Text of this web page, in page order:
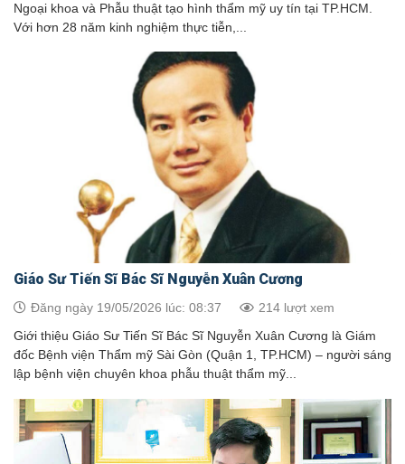
Ngoại khoa và Phẫu thuật tạo hình thẩm mỹ uy tín tại TP.HCM.
Với hơn 28 năm kinh nghiệm thực tiễn,...
Giáo Sư Tiến Sĩ Bác Sĩ Nguyễn Xuân Cương
Đăng ngày 19/05/2026 lúc: 08:37 214 lượt xem
Giới thiệu Giáo Sư Tiến Sĩ Bác Sĩ Nguyễn Xuân Cương là Giám
đốc Bệnh viện Thẩm mỹ Sài Gòn (Quận 1, TP.HCM) – người sáng
lập bệnh viện chuyên khoa phẫu thuật thẩm mỹ...